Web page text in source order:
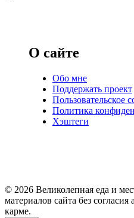
О сайте
Обо мне
Поддержать проект
Пользовательское
Политика
Хэштеги
© 2026 Великолепная еда и
материалов сайта без
карме.